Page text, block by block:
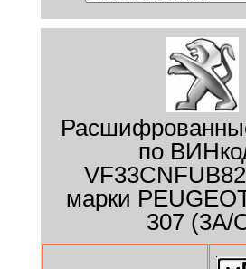
по
марки
307 (3A/